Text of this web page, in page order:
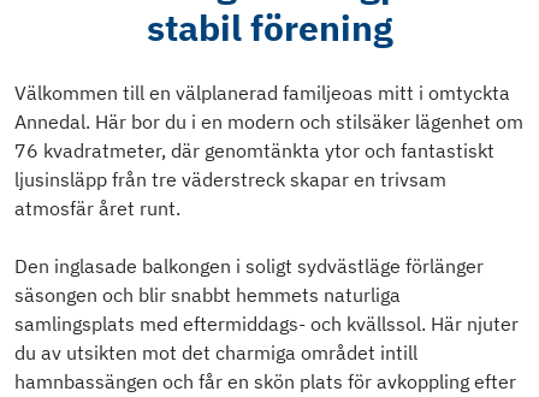
stabil förening
Välkommen till en välplanerad familjeoas mitt i omtyckta
Annedal. Här bor du i en modern och stilsäker lägenhet om
76 kvadratmeter, där genomtänkta ytor och fantastiskt
ljusinsläpp från tre väderstreck skapar en trivsam
atmosfär året runt.
Den inglasade balkongen i soligt sydvästläge förlänger
säsongen och blir snabbt hemmets naturliga
samlingsplats med eftermiddags- och kvällssol. Här njuter
du av utsikten mot det charmiga området intill
hamnbassängen och får en skön plats för avkoppling efter